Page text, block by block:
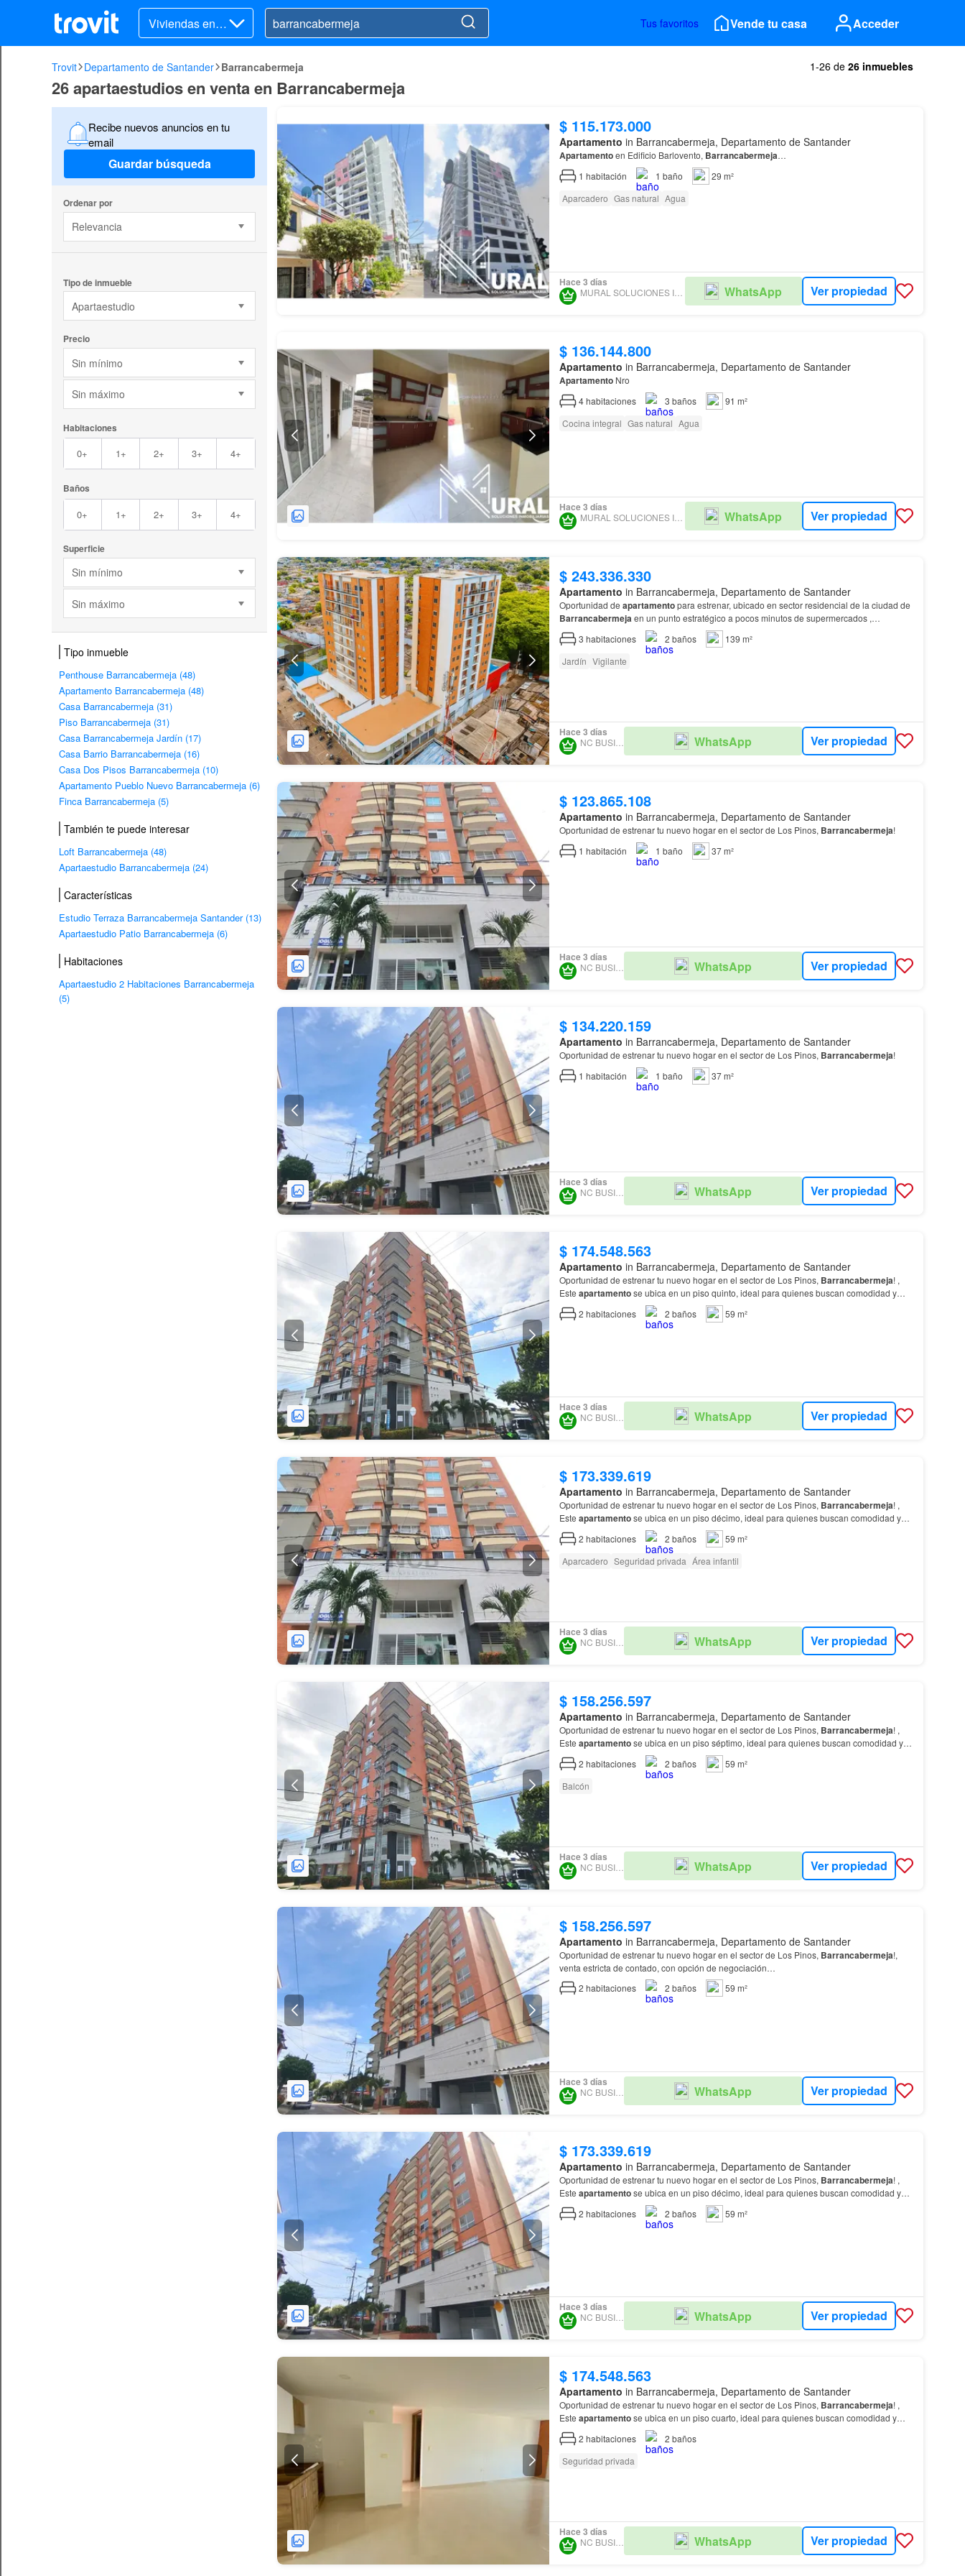
Viviendas en v
enta
Tus favoritos Vende tu casa Acceder
Trovit Departamento de Santander Barrancabermeja 1-26 de 26 inmuebles
26 apartaestudios en venta en Barrancabermeja
Recibe nuevos anuncios en tu
email
Guardar búsqueda
Ordenar por
Relevancia
Tipo de inmueble
Apartaestudio
Precio
Sin mínimo
Sin máximo
Habitaciones
0+ 1+ 2+ 3+ 4+
Baños
0+ 1+ 2+ 3+ 4+
Superficie
Sin mínimo
Sin máximo
Tipo inmueble
Penthouse Barrancabermeja (48)
Apartamento Barrancabermeja (48)
Casa Barrancabermeja (31)
Piso Barrancabermeja (31)
Casa Barrancabermeja Jardín (17)
Casa Barrio Barrancabermeja (16)
Casa Dos Pisos Barrancabermeja (10)
Apartamento Pueblo Nuevo Barrancabermeja (6)
Finca Barrancabermeja (5)
También te puede interesar
Loft Barrancabermeja (48)
Apartaestudio Barrancabermeja (24)
Características
Estudio Terraza Barrancabermeja Santander (13)
Apartaestudio Patio Barrancabermeja (6)
Habitaciones
Apartaestudio 2 Habitaciones Barrancabermeja
(5)
$ 115.173.000
Apartamento in Barrancabermeja, Departamento de Santander
Apartamentoen Edificio Barlovento, Barrancabermeja…
1 habitación 1 baño
29 m²
Aparcadero Gas natural Agua
Hace 3 días
MURAL SOLUCIONES INMOBILIARIAS SAS WhatsApp Ver propiedad
$ 136.144.800
Apartamento in Barrancabermeja, Departamento de Santander
ApartamentoNro
4habitaciones 3 baños
91 m²
Cocina integral Gas natural Agua
Hace 3 días
MURAL SOLUCIONES INMOBILIARIAS SAS WhatsApp Ver propiedad
$ 243.336.330
Apartamento in Barrancabermeja, Departamento de Santander
Oportunidad de apartamentopara estrenar, ubicado en sector residencial de la ciudad de
Barrancabermejaen un punto estratégico a pocos minutos de supermercados ,
droguerías y transporte público, conformado por dos torres de…
3 habitaciones 2 baños
139 m²
Jardín Vigilante
Hace 3 días
NC BUSINESS WhatsApp Ver propiedad
$ 123.865.108
Apartamento in Barrancabermeja, Departamento de Santander
Oportunidad de estrenar tu nuevo hogar en el sector de Los Pinos, Barrancabermeja!
1 habitación 1 baño 37 m²
Hace 3 días
NC BUSINESS WhatsApp Ver propiedad
$ 134.220.159
Apartamento in Barrancabermeja, Departamento de Santander
Oportunidad de estrenar tu nuevo hogar en el sector de Los Pinos, Barrancabermeja!
1 habitación 1 baño 37 m²
Hace 3 días
NC BUSINESS WhatsApp Ver propiedad
$ 174.548.563
Apartamento in Barrancabermeja, Departamento de Santander
Oportunidad de estrenar tu nuevo hogar en el sector de Los Pinos, Barrancabermeja! ,
Este apartamentose ubica en un piso quinto, ideal para quienes buscan comodidad y
estilo, cuenta con dos amplias habitaciones, dos zonas d…
2 habitaciones 2 baños 59 m²
Hace 3 días
NC BUSINESS WhatsApp Ver propiedad
$ 173.339.619
Apartamento in Barrancabermeja, Departamento de Santander
Oportunidad de estrenar tu nuevo hogar en el sector de Los Pinos, Barrancabermeja! ,
Este apartamentose ubica en un piso décimo, ideal para quienes buscan comodidad y
estilo, cuenta con dos amplias habitaciones, dos zonas de…
2 habitaciones 2 baños
59 m²
Aparcadero Seguridad privada Área infantil
Hace 3 días
NC BUSINESS WhatsApp Ver propiedad
$ 158.256.597
Apartamento in Barrancabermeja, Departamento de Santander
Oportunidad de estrenar tu nuevo hogar en el sector de Los Pinos, Barrancabermeja! ,
Este apartamentose ubica en un piso séptimo, ideal para quienes buscan comodidad y
estilo, cuenta con dos amplias habitaciones, dos zonas…
2 habitaciones 2 baños
59 m²
Balcón
Hace 3 días
NC BUSINESS WhatsApp Ver propiedad
$ 158.256.597
Apartamento in Barrancabermeja, Departamento de Santander
Oportunidad de estrenar tu nuevo hogar en el sector de Los Pinos, Barrancabermeja!,
venta estricta de contado, con opción de negociación…
2 habitaciones 2 baños 59 m²
Hace 3 días
NC BUSINESS WhatsApp Ver propiedad
$ 173.339.619
Apartamento in Barrancabermeja, Departamento de Santander
Oportunidad de estrenar tu nuevo hogar en el sector de Los Pinos, Barrancabermeja! ,
Este apartamentose ubica en un piso décimo, ideal para quienes buscan comodidad y
estilo, cuenta con dos amplias habitaciones, dos zonas d…
2 habitaciones 2 baños 59 m²
Hace 3 días
NC BUSINESS WhatsApp Ver propiedad
$ 174.548.563
Apartamento in Barrancabermeja, Departamento de Santander
Oportunidad de estrenar tu nuevo hogar en el sector de Los Pinos, Barrancabermeja! ,
Este apartamentose ubica en un piso cuarto, ideal para quienes buscan comodidad y
estilo, cuenta con dos amplias habitaciones, dos zonas d…
2 habitaciones 2 baños
Seguridad privada
Hace 3 días
NC BUSINESS WhatsApp Ver propiedad